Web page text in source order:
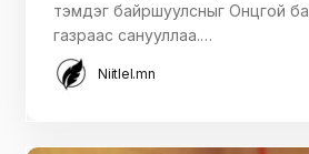
тэмдэг байршуулсныг Онцгой
газраас санууллаа.…
Niitlel.mn